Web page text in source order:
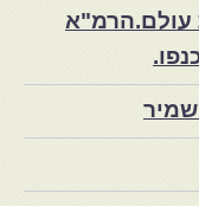
עולם.הרמ"א